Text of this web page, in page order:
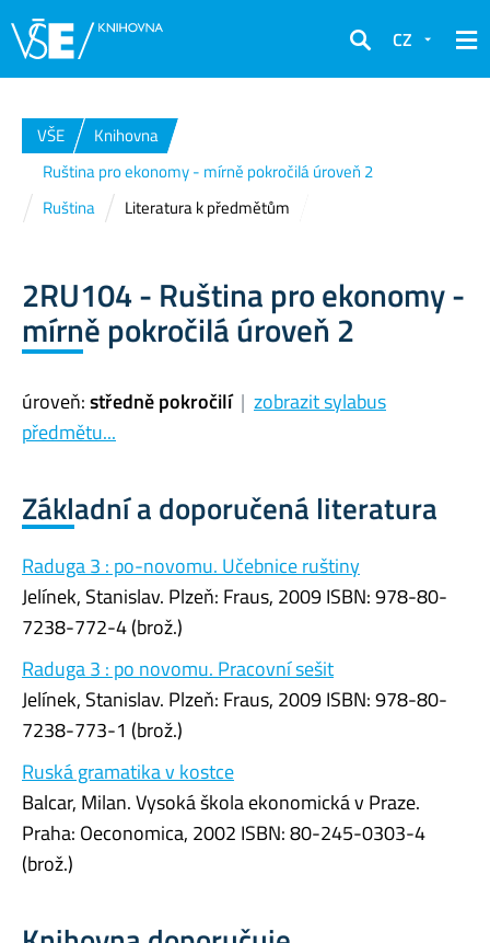
Hledat
CZ
VŠE
Knihovna
Ruština pro ekonomy - mírně pokročilá úroveň 2
Ruština
Literatura k předmětům
2RU104 - Ruština pro ekonomy -
mírně pokročilá úroveň 2
úroveň:středně pokročilí | zobrazit sylabus
předmětu...
Základní a doporučená literatura
Raduga 3 : po-novomu. Učebnice ruštiny
Jelínek, Stanislav. Plzeň: Fraus, 2009 ISBN: 978-80-
7238-772-4 (brož.)
Raduga 3 : po novomu. Pracovní sešit
Jelínek, Stanislav. Plzeň: Fraus, 2009 ISBN: 978-80-
7238-773-1 (brož.)
Ruská gramatika v kostce
Balcar, Milan. Vysoká škola ekonomická v Praze.
Praha: Oeconomica, 2002 ISBN: 80-245-0303-4
(brož.)